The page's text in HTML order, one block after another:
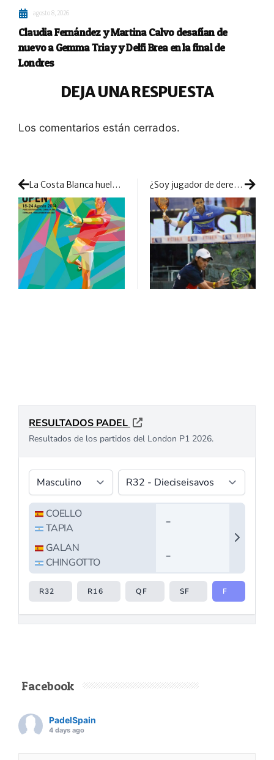
agosto 8, 2026
Claudia Fernández y Martina Calvo desafían de
nuevo a Gemma Triay y Delfi Brea en la final de
Londres
DEJA UNA RESPUESTA
Los comentarios están cerrados.
La Costa Blanca huele a pádel ¿Soy jugador de derecha o de revés?
Facebook
PadelSpain
4 days ago